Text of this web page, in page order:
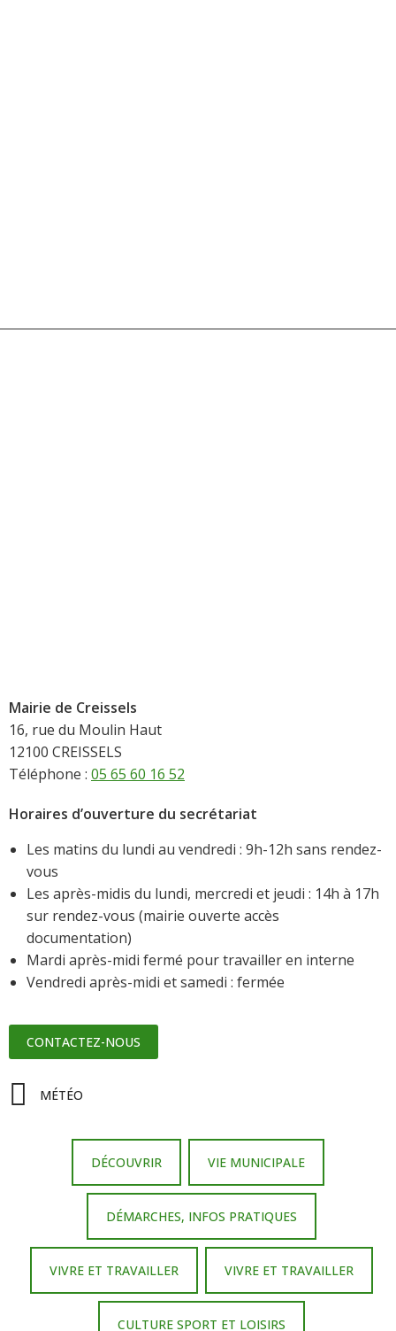
Mairie de Creissels
16, rue du Moulin Haut
12100 CREISSELS
Téléphone : 05 65 60 16 52
Horaires d’ouverture du secrétariat
Les matins du lundi au vendredi : 9h-12h sans rendez-
vous
Les après-midis du lundi, mercredi et jeudi : 14h à 17h
sur rendez-vous (mairie ouverte accès
documentation)
Mardi après-midi fermé pour travailler en interne
Vendredi après-midi et samedi : fermée
CONTACTEZ-NOUS
MÉTÉO
DÉCOUVRIR VIE MUNICIPALE
DÉMARCHES, INFOS PRATIQUES
VIVRE ET TRAVAILLER VIVRE ET TRAVAILLER
CULTURE SPORT ET LOISIRS